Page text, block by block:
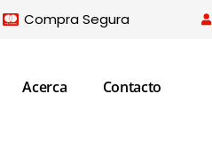
Compra Segura
Acerca Contacto